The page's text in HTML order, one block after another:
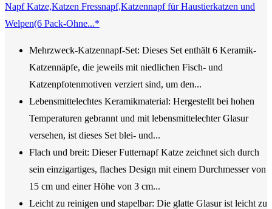
Napf Katze,Katzen Fressnapf,Katzennapf für Haustierkatzen und
Welpen(6 Pack-Ohne...*
Mehrzweck-Katzennapf-Set: Dieses Set enthält 6 Keramik-
Katzennäpfe, die jeweils mit niedlichen Fisch- und
Katzenpfotenmotiven verziert sind, um den...
Lebensmittelechtes Keramikmaterial: Hergestellt bei hohen
Temperaturen gebrannt und mit lebensmittelechter Glasur
versehen, ist dieses Set blei- und...
Flach und breit: Dieser Futternapf Katze zeichnet sich durch
sein einzigartiges, flaches Design mit einem Durchmesser von
15 cm und einer Höhe von 3 cm...
Leicht zu reinigen und stapelbar: Die glatte Glasur ist leicht zu